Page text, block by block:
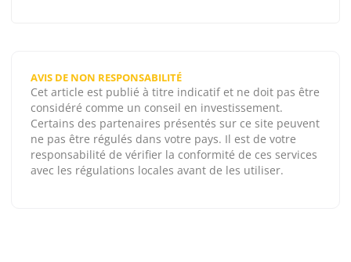
AVIS DE NON RESPONSABILITÉ
Cet article est publié à titre indicatif et ne doit pas être
considéré comme un conseil en investissement.
Certains des partenaires présentés sur ce site peuvent
ne pas être régulés dans votre pays. Il est de votre
responsabilité de vérifier la conformité de ces services
avec les régulations locales avant de les utiliser.